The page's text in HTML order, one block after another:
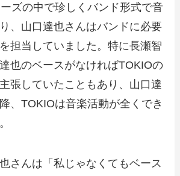
ズの中で珍しくバンド形式で音
、山口達也さんはバンドに必要
担当していました。特に長瀬智
也のベースがなければTOKIOの
張していたこともあり、山口達
、TOKIOは音楽活動が全くでき
さんは「私じゃなくてもベース